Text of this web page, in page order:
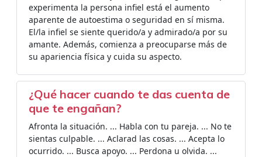
experimenta la persona infiel está el aumento
aparente de autoestima o seguridad en sí misma.
El/la infiel se siente querido/a y admirado/a por su
amante. Además, comienza a preocuparse más de
su apariencia física y cuida su aspecto.
¿Qué hacer cuando te das cuenta de
que te engañan?
Afronta la situación. ... Habla con tu pareja. ... No te
sientas culpable. ... Aclarad las cosas. ... Acepta lo
ocurrido. ... Busca apoyo. ... Perdona u olvida. ...